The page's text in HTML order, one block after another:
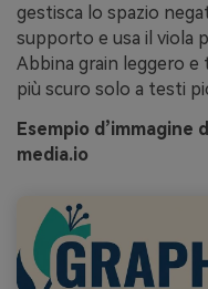
gestisca lo spazio
supporto e usa il viola
Abbina grain leggero e
più scuro solo a testi
Esempio
media.io